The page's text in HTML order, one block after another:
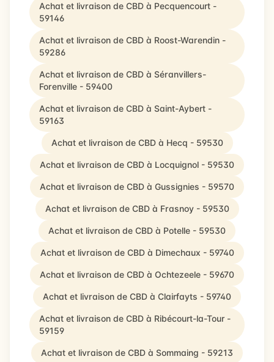
Achat et livraison de CBD à Pecquencourt -
59146
Achat et livraison de CBD à Roost-Warendin -
59286
Achat et livraison de CBD à Séranvillers-
Forenville - 59400
Achat et livraison de CBD à Saint-Aybert -
59163
Achat et livraison de CBD à Hecq - 59530
Achat et livraison de CBD à Locquignol - 59530
Achat et livraison de CBD à Gussignies - 59570
Achat et livraison de CBD à Frasnoy - 59530
Achat et livraison de CBD à Potelle - 59530
Achat et livraison de CBD à Dimechaux - 59740
Achat et livraison de CBD à Ochtezeele - 59670
Achat et livraison de CBD à Clairfayts - 59740
Achat et livraison de CBD à Ribécourt-la-Tour -
59159
Achat et livraison de CBD à Sommaing - 59213